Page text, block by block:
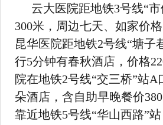
云大医院距地铁3号线“市
300米，周边七天、如家价格
昆华医院距地铁2号线“塘子
行5分钟有春秋酒店，价格
院在地铁2号线“交三桥”站A
朵酒店，含自助早晚餐价
靠近地铁5号线“华山西路”